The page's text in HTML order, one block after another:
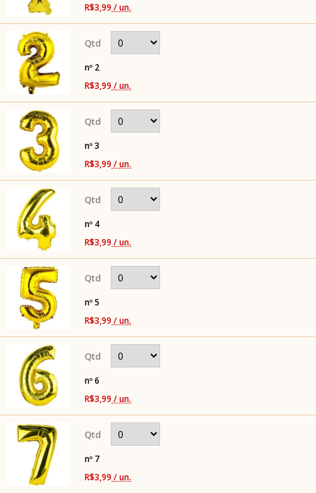
R$3,99 / un.
nº 2
R$3,99 / un.
nº 3
R$3,99 / un.
nº 4
R$3,99 / un.
nº 5
R$3,99 / un.
nº 6
R$3,99 / un.
nº 7
R$3,99 / un.